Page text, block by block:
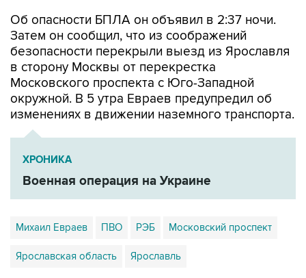
Об опасности БПЛА он объявил в 2:37 ночи.
Затем он сообщил, что из соображений
безопасности перекрыли выезд из Ярославля
в сторону Москвы от перекрестка
Московского проспекта с Юго-Западной
окружной. В 5 утра Евраев предупредил об
изменениях в движении наземного транспорта.
ХРОНИКА
Военная операция на Украине
Михаил Евраев ПВО РЭБ Московский проспект
Ярославская область Ярославль